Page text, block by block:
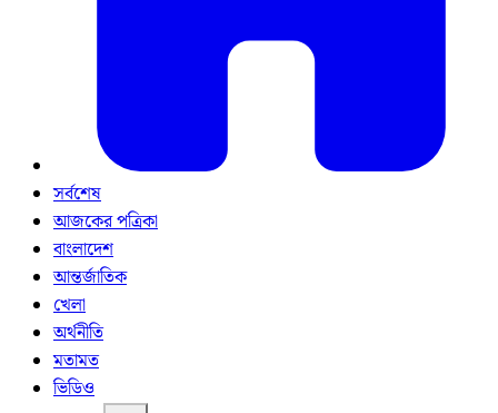
সর্বশেষ
আজকের পত্রিকা
বাংলাদেশ
আন্তর্জাতিক
খেলা
অর্থনীতি
মতামত
ভিডিও